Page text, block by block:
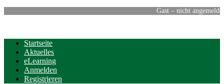
Gast – nicht angemeldet
Startseite
Aktuelles
eLearning
Anmelden
Registrieren